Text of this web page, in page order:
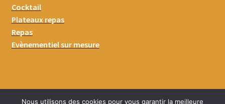
Cocktail
Plateaux repas
Repas
Evènementiel sur mesure
Nous utilisons des cookies pour vous garantir la meilleure